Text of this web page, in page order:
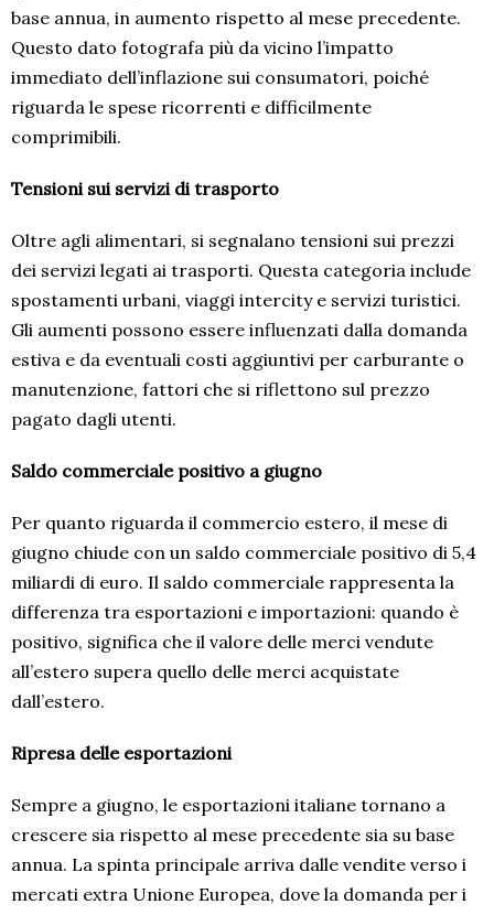
base annua, in aumento rispetto al mese precedente.
Questo dato fotografa più da vicino l’impatto
immediato dell’inflazione sui consumatori, poiché
riguarda le spese ricorrenti e difficilmente
comprimibili.
Tensioni sui servizi di trasporto
Oltre agli alimentari, si segnalano tensioni sui prezzi
dei servizi legati ai trasporti. Questa categoria include
spostamenti urbani, viaggi intercity e servizi turistici.
Gli aumenti possono essere influenzati dalla domanda
estiva e da eventuali costi aggiuntivi per carburante o
manutenzione, fattori che si riflettono sul prezzo
pagato dagli utenti.
Saldo commerciale positivo a giugno
Per quanto riguarda il commercio estero, il mese di
giugno chiude con un saldo commerciale positivo di 5,4
miliardi di euro. Il saldo commerciale rappresenta la
differenza tra esportazioni e importazioni: quando è
positivo, significa che il valore delle merci vendute
all’estero supera quello delle merci acquistate
dall’estero.
Ripresa delle esportazioni
Sempre a giugno, le esportazioni italiane tornano a
crescere sia rispetto al mese precedente sia su base
annua. La spinta principale arriva dalle vendite verso i
mercati extra Unione Europea, dove la domanda per i